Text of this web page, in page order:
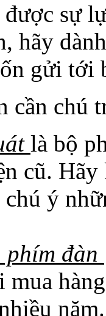
sự
hãy
gửi tới
cần chú
là bộ
cũ.
ý
đàn
năm.